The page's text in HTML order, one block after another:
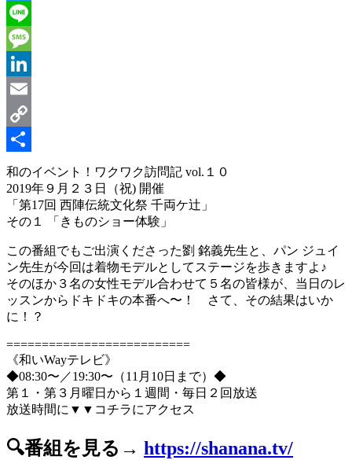
Twitter
Line
Message
LinkedIn
Email
Copy
Link
共
有
和のイベント！ワクワク訪問記 vol.１０
2019年９月２３日（祝) 開催
「第17回 西陣伝統文化祭 千両ケ辻」
その１ 「きものショー体験」
この番組でもご出演くださった劉 銘義先生と、パン ジュイ
ン先生が今回は着物モデルとしてステージを歩きますよ♪
そのほか３名の女性モデル合わせて５名の皆様が、当日のレ
ッスンからドキドキの本番へ〜！ さて、その結果はいか
に！？
==========================
《和いWayテレビ》
◆08:30〜／19:30〜（11月10日まで）◆
第１・第３月曜日から１週間・毎日２回放送
放送時間に▼▼コチラにアクセス
🔍番組を見る→ https://shanana.tv/